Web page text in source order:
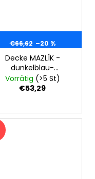
€66,62 –20 %
Decke MAZLÍK -
dunkelblau-
Leuchtsterne
Vorrätig (>5 St)
€53,29